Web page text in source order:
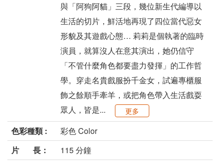
與「阿狗阿貓」三段，幾位新生代編導以
生活的切片，鮮活地再現了四位當代惡女
形貌及其遊戲心態… 莉莉是個執著的臨時
演員，就算沒人在意其演出，她仍信守
「不管什麼角色都要盡力發揮」的工作哲
學。穿走名貴戲服扮千金女，試遍專櫃服
飾之餘順手牽羊，或把角色帶入生活戲耍
眾人，皆是...
更多
色彩種類 :
彩色 Color
片 長：
115 分鐘